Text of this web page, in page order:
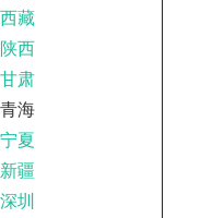
西藏
陕西
甘肃
青海
宁夏
新疆
深圳